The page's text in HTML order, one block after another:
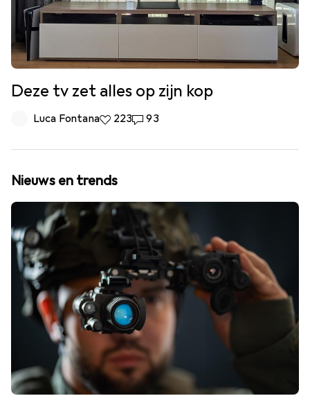
Deze tv zet alles op zijn kop
Luca Fontana223 Likes
22393 Reacties
93
Nieuws en trends